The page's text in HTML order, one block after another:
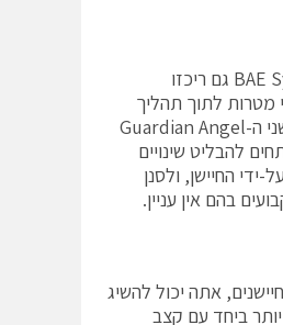
מומחי BAE Systems גם ריכזו
מטרות לתוך תהליך
העיבוד של חיישני ה-Guardian Angel
להבליט שינויים
ידי החיישן, ולסנן
בהם אין עניין.
אתה יכול להשיג
יותר ביחד עם קצב